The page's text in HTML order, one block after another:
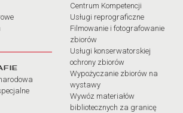
Centrum Kompetencji
Usługi reprograficzne
Filmowanie i fotografowanie
zbiorów
Usługi konserwatorskiej
ochrony zbiorów
Wypożyczanie zbiorów na
wystawy
Wywóz materiałów
bibliotecznych za granicę